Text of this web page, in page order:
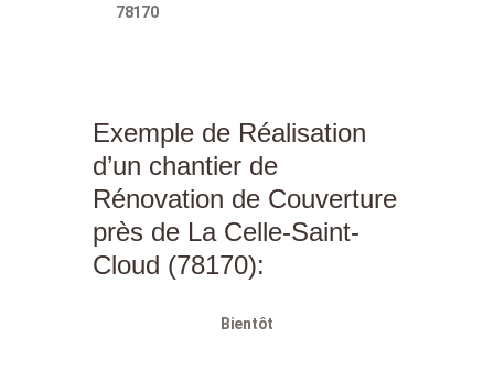
78170
Exemple de Réalisation
d’un chantier de
Rénovation de Couverture
près de La Celle-Saint-
Cloud (78170):
Bientôt